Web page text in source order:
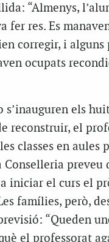
“Almenys,
fer res. Es
corregir, i alguns
ocupats
s’inauguren els
reconstruir, el
classes en aules
Conselleria preveu
iniciar el curs el
famílies, però,
“Queden
el professorat